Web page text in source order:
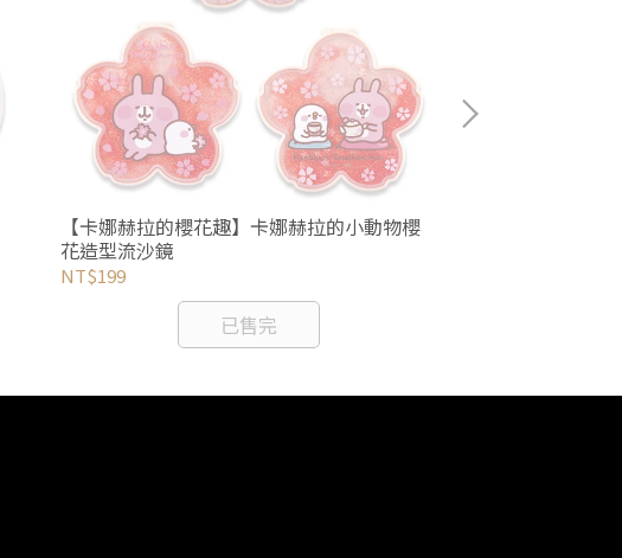
【卡娜赫拉的櫻花趣】卡娜赫拉的小動物櫻
花造型流沙鏡
NT$199
已售完